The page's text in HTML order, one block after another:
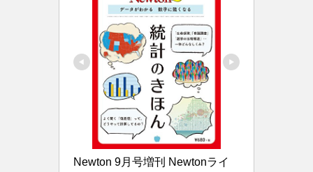
Newton 9月号増刊 Newtonライ